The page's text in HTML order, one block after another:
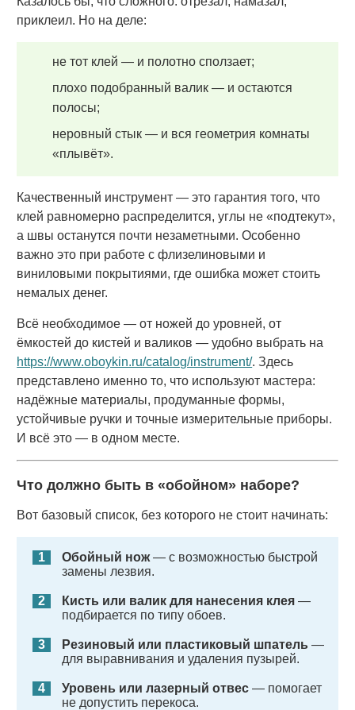
приклеил. Но на деле:
не тот клей — и полотно сползает;
плохо подобранный валик — и остаются
полосы;
неровный стык — и вся геометрия комнаты
«плывёт».
Качественный инструмент — это гарантия того, что
клей равномерно распределится, углы не «подтекут»,
а швы останутся почти незаметными. Особенно
важно это при работе с флизелиновыми и
виниловыми покрытиями, где ошибка может стоить
немалых денег.
Всё необходимое — от ножей до уровней, от
ёмкостей до кистей и валиков — удобно выбрать на
https://www.oboykin.ru/catalog/instrument/. Здесь
представлено именно то, что используют мастера:
надёжные материалы, продуманные формы,
устойчивые ручки и точные измерительные приборы.
И всё это — в одном месте.
Что должно быть в «обойном» наборе?
Вот базовый список, без которого не стоит начинать:
Обойный нож— с возможностью быстрой
замены лезвия.
Кисть или валик для нанесения клея —
подбирается по типу обоев.
Резиновый или пластиковый шпатель —
для выравнивания и удаления пузырей.
Уровень или лазерный отвес — помогает
не допустить перекоса.